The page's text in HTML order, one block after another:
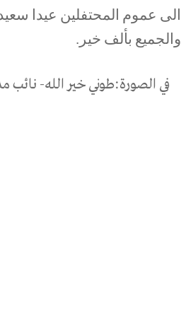
الى عموم المحتفلين عيدا
والجميع بألف خير.
في الصورة:طوني خير الله- نائب